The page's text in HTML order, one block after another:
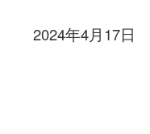
2024年4月17日